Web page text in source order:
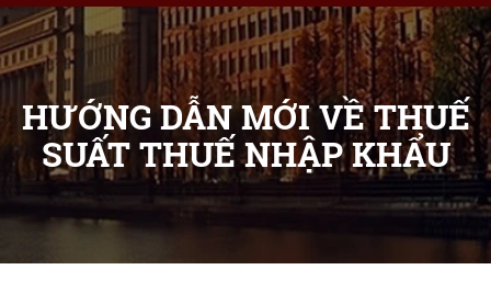
HƯỚNG DẪN MỚI VỀ THUẾ
SUẤT THUẾ NHẬP KHẨU